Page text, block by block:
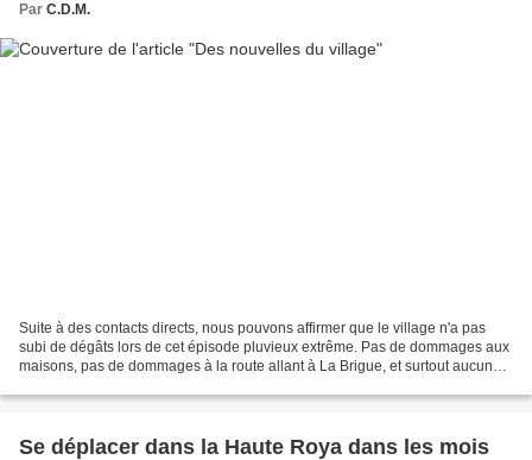
Par C.D.M.
Suite à des contacts directs, nous pouvons affirmer que le village n'a pas
subi de dégâts lors de cet épisode pluvieux extrême. Pas de dommages aux
maisons, pas de dommages à la route allant à La Brigue, et surtout aucun
Se déplacer dans la Haute Roya dans les mois